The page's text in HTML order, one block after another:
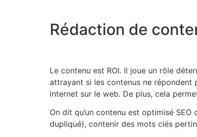
Rédaction de
Le contenu est ROI. Il joue un rôle
attrayant si les contenus ne répondent
internet sur le web. De plus, cela
On dit qu’un contenu est optimisé
dupliqué), contenir des mots clés